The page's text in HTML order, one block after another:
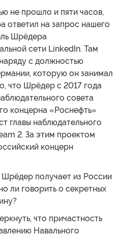
не прошло и пяти часов,
ответил на запрос нашего
Шрёдера
сети LinkedIn. Там
с должностью
которую он занимал
что Шрёдер с 2017 года
совета
концерна «Роснефть»
главы наблюдательного
2. За этим проектом
концерн
получает из России
ли говорить о секретных
что причастность
Навального